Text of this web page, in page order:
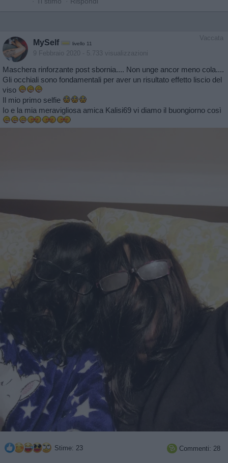
Vaccata
MySelf livello 11
9 Febbraio 2020 - 5.733 visualizzazioni
Maschera rinforzante post sbornia.... Non unge ancor meno cola....
Gli occhiali sono fondamentali per aver un risultato effetto liscio del
viso
Il mio primo selfie
Io e la mia meravigliosa amica Kalisi69 vi diamo il buongiorno così
Stime: 23  Commenti: 28